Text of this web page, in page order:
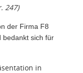
247)
der Firma F8
bedankt sich für
in